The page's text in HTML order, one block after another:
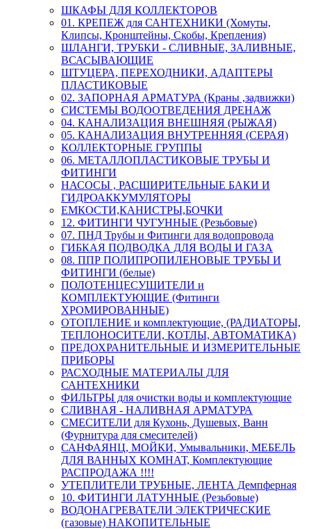
ШКАФЫ ДЛЯ КОЛЛЕКТОРОВ
01. КРЕПЕЖ для САНТЕХНИКИ (Хомуты,
Клипсы, Кронштейны, Скобы, Крепления)
ШЛАНГИ, ТРУБКИ - СЛИВНЫЕ, ЗАЛИВНЫЕ,
ВСАСЫВАЮЩИЕ
ШТУЦЕРА, ПЕРЕХОДНИКИ, АДАПТЕРЫ
ПЛАСТИКОВЫЕ
02. ЗАПОРНАЯ АРМАТУРА (Краны ,задвижки)
СИСТЕМЫ ВОДООТВЕДЕНИЯ ДРЕНАЖ
04. КАНАЛИЗАЦИЯ ВНЕШНЯЯ (РЫЖАЯ)
05. КАНАЛИЗАЦИЯ ВНУТРЕННЯЯ (СЕРАЯ)
КОЛЛЕКТОРНЫЕ ГРУППЫ
06. МЕТАЛЛОПЛАСТИКОВЫЕ ТРУБЫ И
ФИТИНГИ
НАСОСЫ , РАСШИРИТЕЛЬНЫЕ БАКИ И
ГИДРОАККУМУЛЯТОРЫ
ЕМКОСТИ,КАНИСТРЫ,БОЧКИ
12. ФИТИНГИ ЧУГУННЫЕ (Резьбовые)
07. ПНД Трубы и Фитинги для водопровода
ГИБКАЯ ПОДВОДКА ДЛЯ ВОДЫ И ГАЗА
08. ППР ПОЛИПРОПИЛЕНОВЫЕ ТРУБЫ И
ФИТИНГИ (белые)
ПОЛОТЕНЦЕСУШИТЕЛИ и
КОМПЛЕКТУЮЩИЕ (Фитинги
ХРОМИРОВАННЫЕ)
ОТОПЛЕНИЕ и комплектующие, (РАДИАТОРЫ,
ТЕПЛОНОСИТЕЛИ, КОТЛЫ, АВТОМАТИКА)
ПРЕДОХРАНИТЕЛЬНЫЕ И ИЗМЕРИТЕЛЬНЫЕ
ПРИБОРЫ
РАСХОДНЫЕ МАТЕРИАЛЫ ДЛЯ
САНТЕХНИКИ
ФИЛЬТРЫ для очистки воды и комплектующие
СЛИВНАЯ - НАЛИВНАЯ АРМАТУРА
СМЕСИТЕЛИ для Кухонь, Душевых, Ванн
(Фурнитура для смесителей)
САНФАЯНЦ, МОЙКИ, Умывальники, МЕБЕЛЬ
ДЛЯ ВАННЫХ КОМНАТ, Комплектующие
РАСПРОДАЖА !!!!
УТЕПЛИТЕЛИ ТРУБНЫЕ, ЛЕНТА Демпферная
10. ФИТИНГИ ЛАТУННЫЕ (Резьбовые)
ВОДОНАГРЕВАТЕЛИ ЭЛЕКТРИЧЕСКИЕ
(газовые) НАКОПИТЕЛЬНЫЕ